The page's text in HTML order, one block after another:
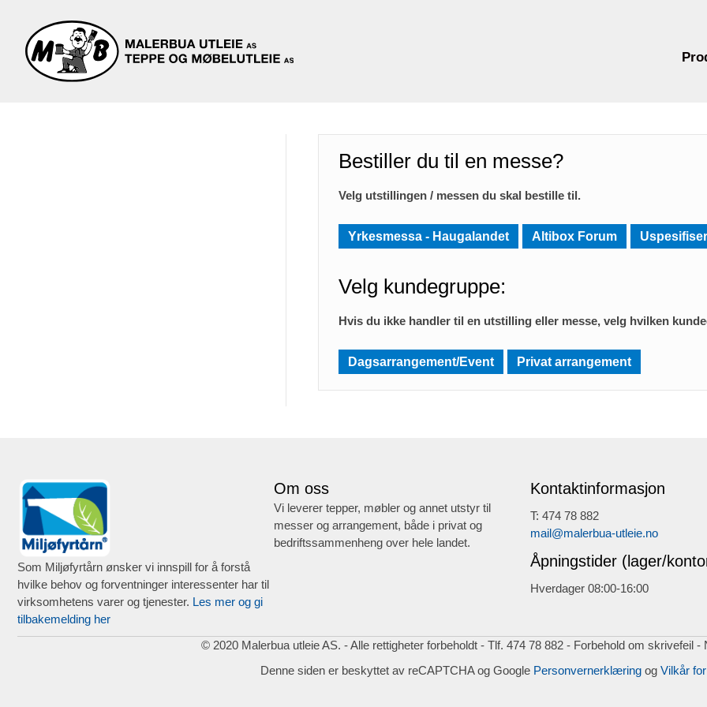
Bestiller du til en messe?
Velg utstillingen / messen du skal bestille til.
Yrkesmessa - Haugalandet Altibox Forum
Velg kundegruppe:
Hvis du ikke handler til en utstilling eller messe, velg hvilken
Dagsarrangement/Event Privat arrangement
Som Miljøfyrtårn ønsker vi innspill for å forstå
hvilke behov og forventninger interessenter har til
virksomhetens varer og tjenester. Les mer og gi
tilbakemelding her
Om oss
Vi leverer tepper, møbler og annet utstyr til
messer og arrangement, både i privat og
bedriftssammenheng over hele landet.
Kontaktinformasjon
T: 474 78 882
mail@malerbua-utleie.no
Åpningstider (lager/
Hverdager 08:00-16:00
© 2020 Malerbua utleie AS. - Alle rettigheter forbeholdt - Tlf. 474 78 882 - Forbehold om skrivefeil -
Denne siden er beskyttet av reCAPTCHA og GooglePersonvernerklæringogVilkår